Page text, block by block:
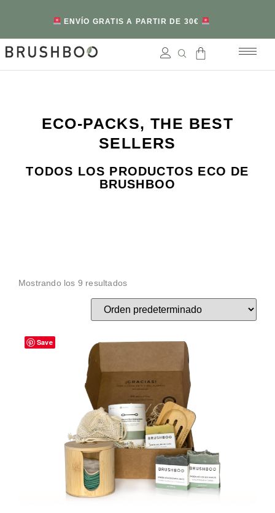
ENVÍO GRATIS A PARTIR DE 30€
ECO-PACKS, THE BEST
SELLERS
TODOS LOS PRODUCTOS ECO DE
BRUSHBOO
Mostrando los 9 resultados
Save